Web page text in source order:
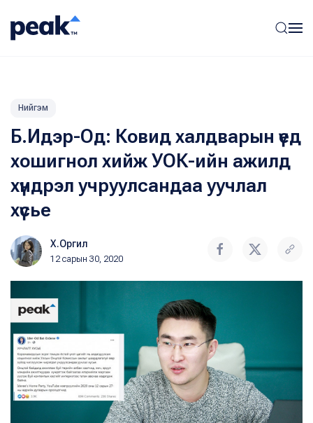
Нийгэм
Б.Идэр-Од: Ковид халдварын үед
хошигнол хийж УОК-ийн ажилд
хүндрэл учруулсандаа уучлал
хүсье
Х.Оргил
12 сарын 30, 2020